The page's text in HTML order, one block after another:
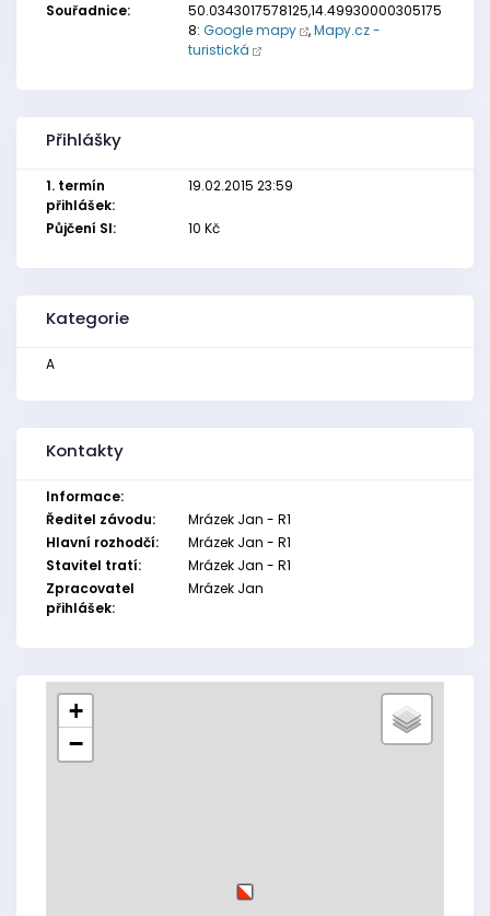
Souřadnice:
50.0343017578125,14.49930000305175
8: Google mapy ,Mapy.cz -
turistická
Přihlášky
1. termín
přihlášek:
19.02.2015 23:59
Půjčení SI: 10 Kč
Kategorie
A
Kontakty
Informace:
Ředitel závodu:
Mrázek Jan - R1
Hlavní rozhodčí:
Mrázek Jan - R1
Stavitel tratí:
Mrázek Jan - R1
Zpracovatel
přihlášek:
Mrázek Jan
+
−